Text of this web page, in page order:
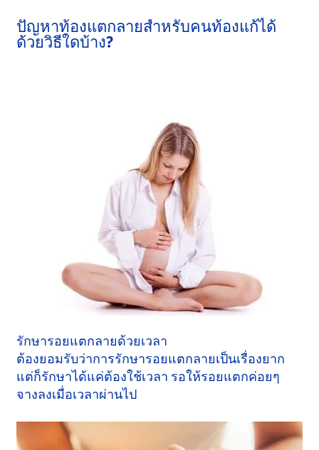
ปัญหาท้องแตกลายสำหรับคนท้องแก้ได้
ด้วยวิธีใดบ้าง?
รักษารอยแตกลายด้วยเวลา
ต้องยอมรับว่าการรักษารอยแตกลายเป็นเรื่องยาก
แต่ก็รักษาได้แค่ต้องใช้เวลา รอให้รอยแตกค่อยๆ
จางลงเมื่อเวลาผ่านไป